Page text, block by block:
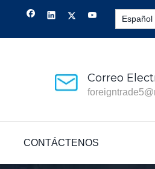
Español
Correo
CONTÁCTENOS